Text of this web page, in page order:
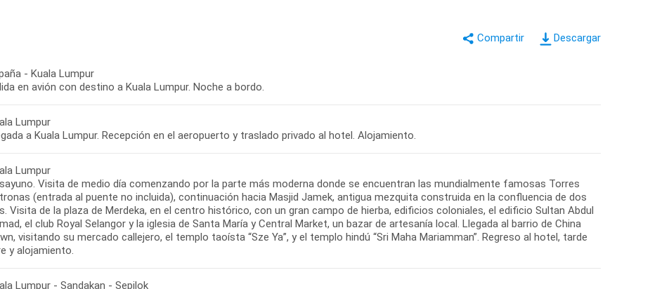
Descargar
- Kuala Lumpur
en avión con destino a Kuala Lumpur. Noche a bordo.
Lumpur
a Kuala Lumpur. Recepción en el aeropuerto y traslado privado al hotel. Alojamiento.
Lumpur
Visita de medio día comenzando por la parte más moderna donde se encuentran las mundialmente famosas Torres
(entrada al puente no incluida), continuación hacia Masjid Jamek, antigua mezquita construida en la confluencia de dos
Visita de la plaza de Merdeka, en el centro histórico, con un gran campo de hierba, edificios coloniales, el edificio Sultan Abdul
el club Royal Selangor y la iglesia de Santa María y Central Market, un bazar de artesanía local. Llegada al barrio de China
visitando su mercado callejero, el templo taoísta “Sze Ya”, y el templo hindú “Sri Maha Mariamman”. Regreso al hotel, tarde
y alojamiento.
Lumpur - Sandakan - Sepilok